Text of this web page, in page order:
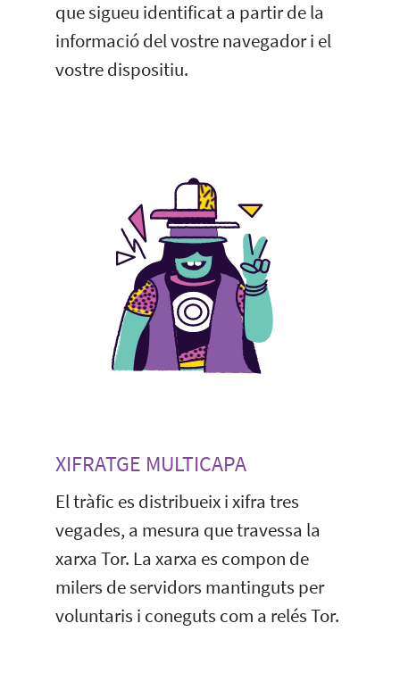
que sigueu identificat a partir de la
informació del vostre navegador i el
vostre dispositiu.
XIFRATGE MULTICAPA
El tràfic es distribueix i xifra tres
vegades, a mesura que travessa la
xarxa Tor. La xarxa es compon de
milers de servidors mantinguts per
voluntaris i coneguts com a relés Tor.